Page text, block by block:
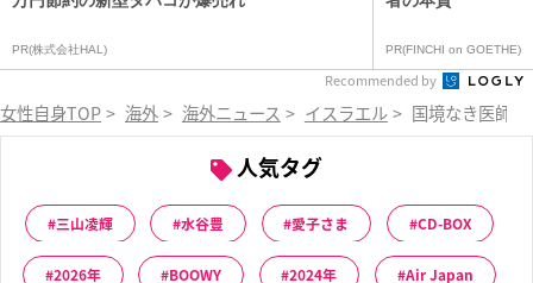
PR(株式会社HAL) PR(FINCHI on GOETHE)
Recommended by
女性自身TOP > 海外 > 海外ニュース > イスラエル > 国境なき医師
人気タグ
三山凌輝 水谷豊 愛子さま CD-BOX
2026年 BOOWY 2024年 Air Japan